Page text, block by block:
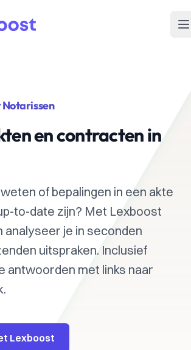
en contracten in
of bepalingen in een akte
to-date zijn? Met Lexboost
analyseer je in seconden
uitspraken. Inclusief
antwoorden met links naar
Lexboost